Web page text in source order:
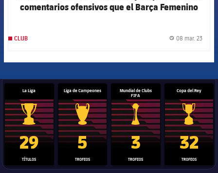
comentarios ofensivos que el Barça Femenino
CLUB 08 mar. 23
La Liga
Trofeo de La Liga
29
TÍTULOS
Liga de Campeones
Trofeo de la Liga de Campeones
5
TROFEOS
Mundial de Clubs
FIFA
Trofeo del Mundial de
3
TROFEOS
Copa del Rey
Copa del
32
TROFEOS